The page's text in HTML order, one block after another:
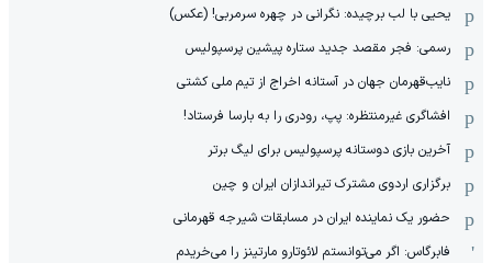
یحیی با لب برچیده: نگرانی در چهره سرمربی! (عکس)
رسمی: فجر مقصد جدید ستاره پیشین پرسپولیس
نایب‌قهرمان جهان در آستانه اخراج از تیم ملی کشتی
افشاگری غیرمنتظره: پپ، رودری را به بارسا فرستاد!
آخرین بازی دوستانه پرسپولیس برای لیگ برتر
برگزاری اردوی مشترک تیراندازان ایران و چین
حضور یک نماینده ایران در مسابقات شیرجه قهرمانی
فابرگاس: اگر می‌توانستم لائوتارو مارتینز را می‌خریدم